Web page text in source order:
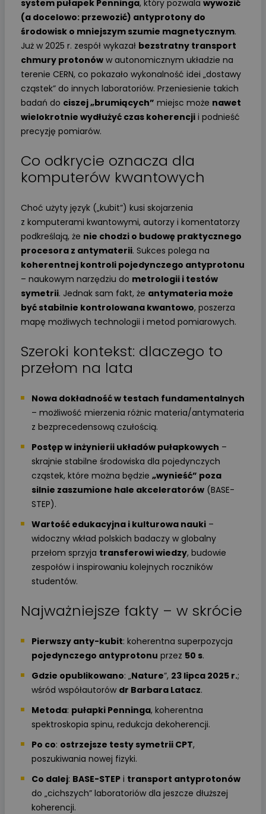
system pułapek Penninga, który pozwala wywozić
(a docelowo: przewozić) antyprotony do
środowisk o mniejszym szumie magnetycznym.
Już w 2025 r. zespół wykazał bezstratny transport
chmury protonów w autonomicznym układzie na
terenie CERN, co pokazało wykonalność idei „dostawy
cząstek” do innych laboratoriów. Przeniesienie takich
badań do ciszej „brumiących” miejsc może nawet
wielokrotnie wydłużyć czas koherencji i podnieść
precyzję pomiarów.
Co odkrycie oznacza dla
komputerów kwantowych
Choć użyty język („kubit”) kusi skojarzenia
z komputerami kwantowymi, autorzy i komentatorzy
podkreślają, że nie chodzi o budowę praktycznego
procesora z antymaterii. Sukces polega na
koherentnej kontroli pojedynczego antyprotonu
– naukowym narzędziu do metrologii i testów
symetrii. Jednak sam fakt, że antymateria może
być stabilnie kontrolowana kwantowo, poszerza
mapę możliwych technologii i metod pomiarowych.
Szeroki kontekst: dlaczego to
przełom na lata
Nowa dokładność w testach fundamentalnych
– możliwość mierzenia różnic materia/antymateria
z bezprecedensową czułością.
Postęp w inżynierii układów pułapkowych –
skrajnie stabilne środowiska dla pojedynczych
cząstek, które można będzie „wynieść” poza
silnie zaszumione hale akceleratorów (BASE-
STEP).
Wartość edukacyjna i kulturowa nauki –
widoczny wkład polskich badaczy w globalny
przełom sprzyja transferowi wiedzy, budowie
zespołów i inspirowaniu kolejnych roczników
studentów.
Najważniejsze fakty – w skrócie
Pierwszy anty-kubit: koherentna superpozycja
pojedynczego antyprotonu przez 50 s.
Gdzie opublikowano: „Nature”, 23 lipca 2025 r.;
wśród współautorów dr Barbara Latacz.
Metoda: pułapki Penninga, koherentna
spektroskopia spinu, redukcja dekoherencji.
Po co: ostrzejsze testy symetrii CPT,
poszukiwania nowej fizyki.
Co dalej: BASE-STEP i transport antyprotonów
do „cichszych” laboratoriów dla jeszcze dłuższej
koherencji.